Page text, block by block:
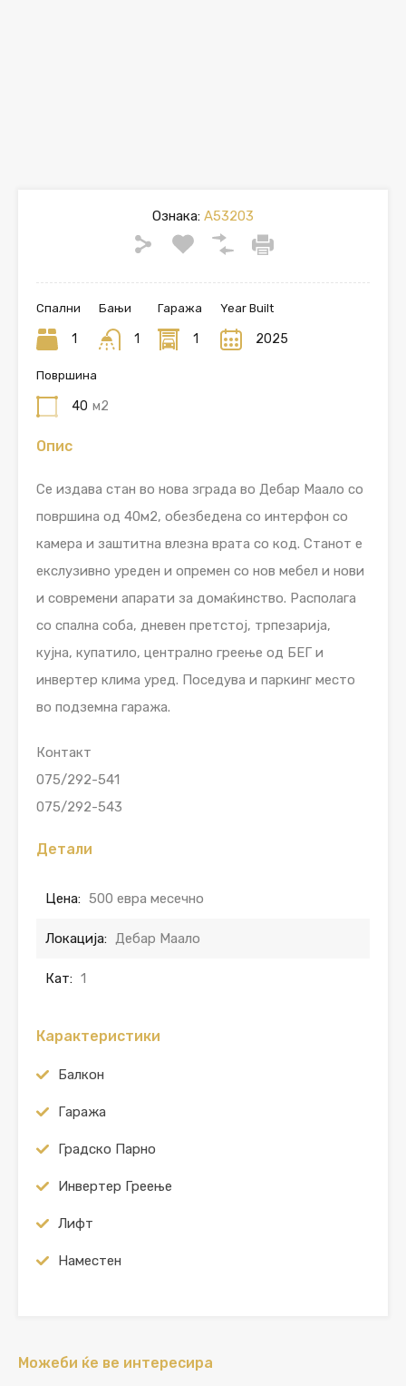
Ознака: A53203
Спални
1
Бањи
1
Гаража
1
Year Built
2025
Површина
40 м2
Опис
Се издава стан во новa зграда во Дебар Маало со
површина од 40м2, обезбедена со интерфон со
камера и заштитна влезна врата со код. Станот е
екслузивно уреден и опремен со нов мебел и нови
и современи апарати за домаќинство. Располага
со спална соба, дневен претстој, трпезарија,
кујна, купатило, централно греење од БЕГ и
инвертер клима уред. Поседува и паркинг место
во подземна гаража.
Контакт
075/292-541
075/292-543
Детали
Цена: 500 евра месечно
Локација: Дебар Маало
Кат: 1
Карактеристики
Балкон
Гаража
Градско Парно
Инвертер Греење
Лифт
Наместен
Можеби ќе ве интересира